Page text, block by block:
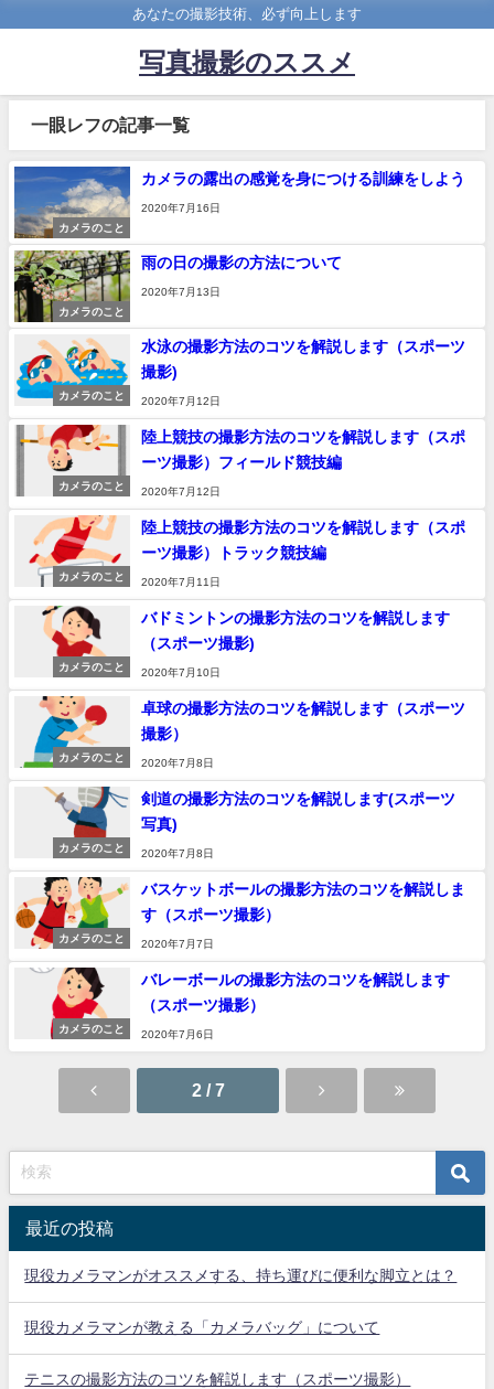
あなたの撮影技術、必ず向上します
写真撮影のススメ
一眼レフの記事一覧
カメラのこと
カメラの露出の感覚を身につける訓練をしよう
2020年7月16日
カメラのこと
雨の日の撮影の方法について
2020年7月13日
カメラのこと
水泳の撮影方法のコツを解説します（スポーツ
撮影)
2020年7月12日
カメラのこと
陸上競技の撮影方法のコツを解説します（スポ
ーツ撮影）フィールド競技編
2020年7月12日
カメラのこと
陸上競技の撮影方法のコツを解説します（スポ
ーツ撮影）トラック競技編
2020年7月11日
カメラのこと
バドミントンの撮影方法のコツを解説します
（スポーツ撮影)
2020年7月10日
カメラのこと
卓球の撮影方法のコツを解説します（スポーツ
撮影）
2020年7月8日
カメラのこと
剣道の撮影方法のコツを解説します(スポーツ
写真)
2020年7月8日
カメラのこと
バスケットボールの撮影方法のコツを解説しま
す（スポーツ撮影）
2020年7月7日
カメラのこと
バレーボールの撮影方法のコツを解説します
（スポーツ撮影）
2020年7月6日
2 / 7
最近の投稿
現役カメラマンがオススメする、持ち運びに便利な脚立とは？
現役カメラマンが教える「カメラバッグ」について
テニスの撮影方法のコツを解説します（スポーツ撮影）